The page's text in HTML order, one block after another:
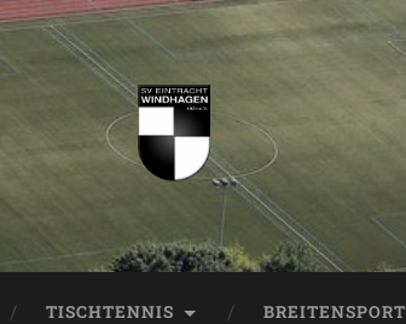
TISCHTENNIS BREITENSPORT